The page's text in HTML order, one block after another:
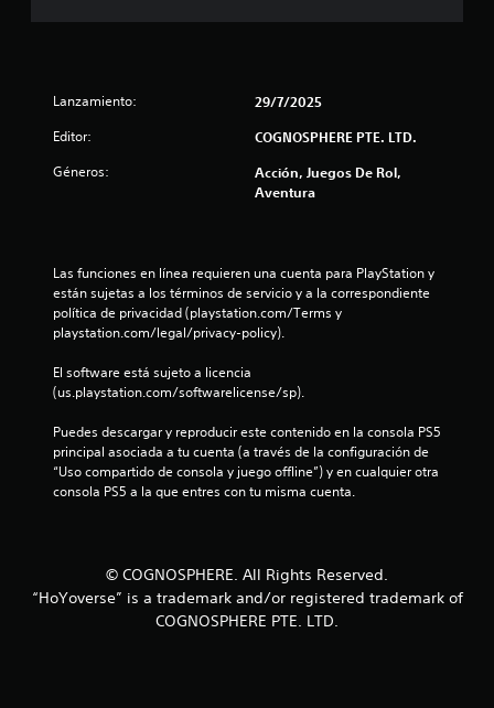
Lanzamiento: 29/7/2025
Editor: COGNOSPHERE PTE. LTD.
Géneros:
Acción, Juegos De Rol,
Aventura
Las funciones en línea requieren una cuenta para PlayStation y
están sujetas a los términos de servicio y a la correspondiente
política de privacidad (playstation.com/Terms y
playstation.com/legal/privacy-policy).
El software está sujeto a licencia
(us.playstation.com/softwarelicense/sp).
Puedes descargar y reproducir este contenido en la consola PS5
principal asociada a tu cuenta (a través de la configuración de
“Uso compartido de consola y juego offline”) y en cualquier otra
consola PS5 a la que entres con tu misma cuenta.
© COGNOSPHERE. All Rights Reserved.
“HoYoverse” is a trademark and/or registered trademark of
COGNOSPHERE PTE. LTD.